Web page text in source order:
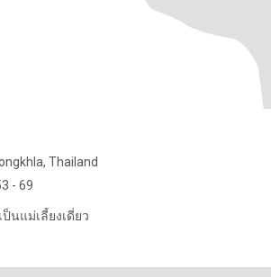
Thailand
- 69
นแม่เลี้ยงเดี่ยว